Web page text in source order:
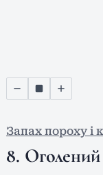
Запах пороху і
8.